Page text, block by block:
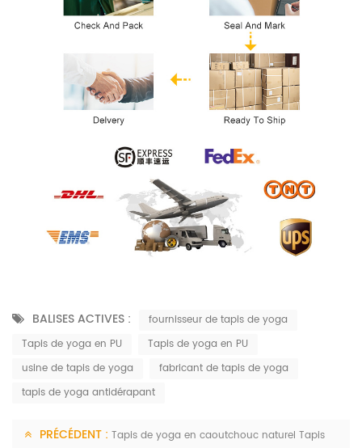
BALISES ACTIVES :
fournisseur de tapis de yoga
Tapis de yoga en PU
Tapis de yoga en PU
usine de tapis de yoga
fabricant de tapis de yoga
tapis de yoga antidérapant
PRÉCÉDENT : Tapis de yoga en caoutchouc naturel Tapis